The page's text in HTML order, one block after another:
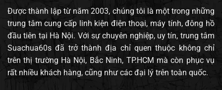
Được thành lập từ năm 2003, chúng tôi là một trong những
trung tâm cung cấp linh kiện điện thoại, máy tính, đông hồ
đầu tiên tại Hà Nội. Với sự chuyên nghiệp, uy tín, trung tâm
Suachua60s đã trở thành địa chỉ quen thuộc không chỉ
trên thị trường Hà Nội, Bắc Ninh, TP.HCM mà còn phục vụ
rất nhiều khách hàng, cũng như các đại lý trên toàn quốc.